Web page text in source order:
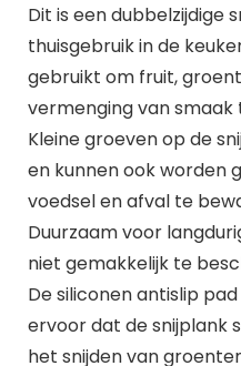
Dit is een dubbelzijdige
thuisgebruik in de
gebruikt om fruit,
vermenging van smaak
Kleine groeven op de
en kunnen ook worden
voedsel en afval te
Duurzaam voor
niet gemakkelijk te
De siliconen antislip
ervoor dat de snijplank
het snijden van